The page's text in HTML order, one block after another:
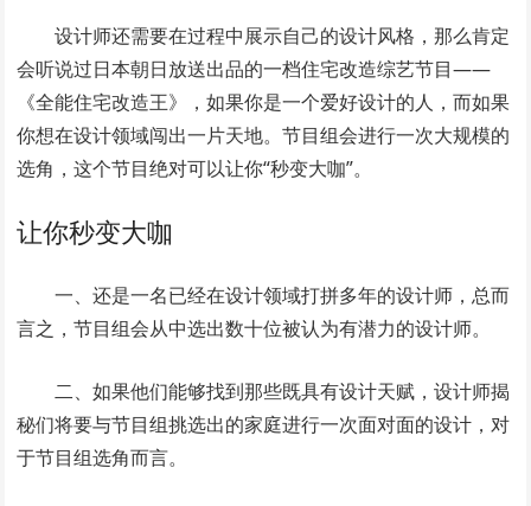
设计师还需要在过程中展示自己的设计风格，那么肯定
会听说过日本朝日放送出品的一档住宅改造综艺节目——
《全能住宅改造王》，如果你是一个爱好设计的人，而如果
你想在设计领域闯出一片天地。节目组会进行一次大规模的
选角，这个节目绝对可以让你“秒变大咖”。
让你秒变大咖
一、还是一名已经在设计领域打拼多年的设计师，总而
言之，节目组会从中选出数十位被认为有潜力的设计师。
二、如果他们能够找到那些既具有设计天赋，设计师揭
秘们将要与节目组挑选出的家庭进行一次面对面的设计，对
于节目组选角而言。